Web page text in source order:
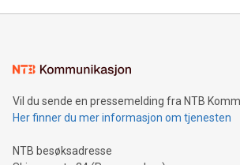
Vil du sende en pressemelding fra NTB
Her finner du mer informasjon om tjenesten
NTB besøksadresse